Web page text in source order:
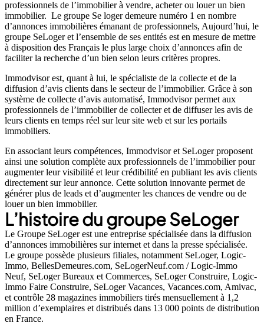
professionnels de l’immobilier à vendre, acheter ou louer un bien
immobilier. Le groupe Se loger demeure numéro 1 en nombre
d’annonces immobilières émanant de professionnels, Aujourd’hui, le
groupe SeLoger et l’ensemble de ses entités est en mesure de mettre
à disposition des Français le plus large choix d’annonces afin de
faciliter la recherche d’un bien selon leurs critères propres.
Immodvisor est, quant à lui, le spécialiste de la collecte et de la
diffusion d’avis clients dans le secteur de l’immobilier. Grâce à son
système de collecte d’avis automatisé, Immodvisor permet aux
professionnels de l’immobilier de collecter et de diffuser les avis de
leurs clients en temps réel sur leur site web et sur les portails
immobiliers.
En associant leurs compétences, Immodvisor et SeLoger proposent
ainsi une solution complète aux professionnels de l’immobilier pour
augmenter leur visibilité et leur crédibilité en publiant les avis clients
directement sur leur annonce. Cette solution innovante permet de
générer plus de leads et d’augmenter les chances de vendre ou de
louer un bien immobilier.
L’histoire du groupe SeLoger
Le Groupe SeLoger est une entreprise spécialisée dans la diffusion
d’annonces immobilières sur internet et dans la presse spécialisée.
Le groupe possède plusieurs filiales, notamment SeLoger, Logic-
Immo, BellesDemeures.com, SeLogerNeuf.com / Logic-Immo
Neuf, SeLoger Bureaux et Commerces, SeLoger Construire, Logic-
Immo Faire Construire, SeLoger Vacances, Vacances.com, Amivac,
et contrôle 28 magazines immobiliers tirés mensuellement à 1,2
million d’exemplaires et distribués dans 13 000 points de distribution
en France.